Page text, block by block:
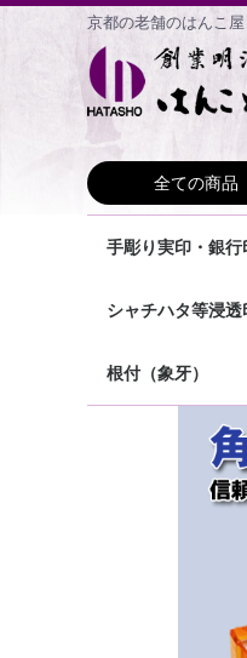
京都の老舗のはんこ
手彫り実印・銀
手彫り 実印
手彫り 銀行印・
手彫り 印鑑2本
手彫り 印鑑3本
シャチハタ等浸透
住所印
鯱雅印
ネーム9(認印)
メールオーダー
その他の浸透印
根付（象牙）